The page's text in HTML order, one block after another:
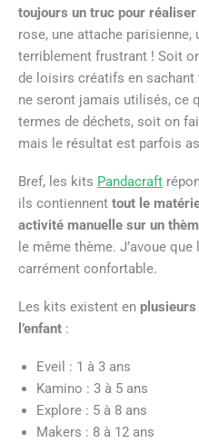
toujours un truc pour
rose, une attache parisienne,
terriblement frustrant ! Soit
de loisirs créatifs en
ne seront jamais utilisés, ce
termes de déchets, soit on
mais le résultat est parfois
Bref, les kits Pandacraft
ils contiennent tout le
activité manuelle sur un
le même thème. J’avoue
carrément confortable.
Les kits existent en plusieurs
l’enfant :
Eveil : 1 à 3 ans
Kamino : 3 à 5 ans
Explore : 5 à 8 ans
Makers : 8 à 12 ans